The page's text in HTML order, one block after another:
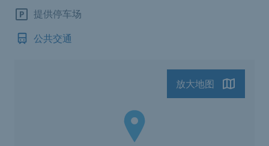
提供停车场
公共交通
放大地图